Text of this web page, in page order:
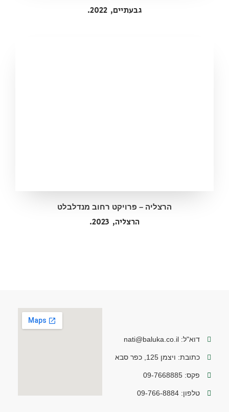
גבעתיים, 2022.
הרצליה – פרויקט רחוב מנדלבלט
הרצליה, 2023.
דוא"ל: nati@baluka.co.il
כתובת: ויצמן 125, כפר סבא
פקס: 09-7668885
טלפון: 09-766-8884